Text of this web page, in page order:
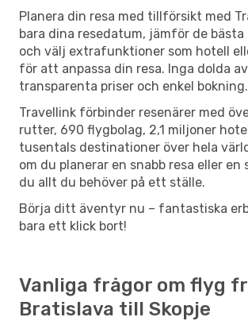
Planera din resa med tillförsikt med
bara dina resedatum, jämför de
och välj extrafunktioner som hotell
för att anpassa din resa. Inga dolda
transparenta priser och enkel bokning.
Travellink förbinder resenärer med
rutter, 690 flygbolag, 2,1 miljoner
tusentals destinationer över hela
om du planerar en snabb resa eller
du allt du behöver på ett ställe.
Börja ditt äventyr nu – fantastiska
bara ett klick bort!
Vanliga frågor om flyg
Bratislava till Skopje